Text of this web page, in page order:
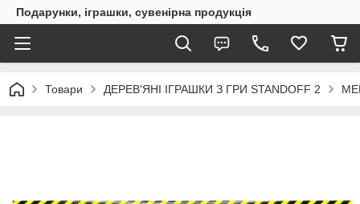
Подарунки, іграшки, сувенірна продукція
Товари ДЕРЕВ'ЯНІ ІГРАШКИ З ГРИ STANDOFF 2